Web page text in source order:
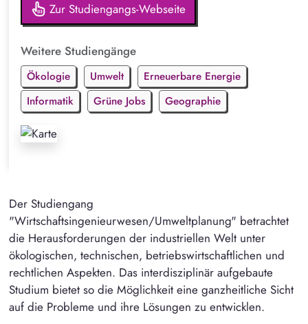
Zur Studiengangs-Webseite
Weitere Studiengänge
Ökologie Umwelt
Erneuerbare Energie
Informatik
Grüne Jobs Geographie
Der Studiengang
"Wirtschaftsingenieurwesen/Umweltplanung" betrachtet
die Herausforderungen der industriellen Welt unter
ökologischen, technischen, betriebswirtschaftlichen und
rechtlichen Aspekten. Das interdisziplinär aufgebaute
Studium bietet so die Möglichkeit eine ganzheitliche Sicht
auf die Probleme und ihre Lösungen zu entwicklen.